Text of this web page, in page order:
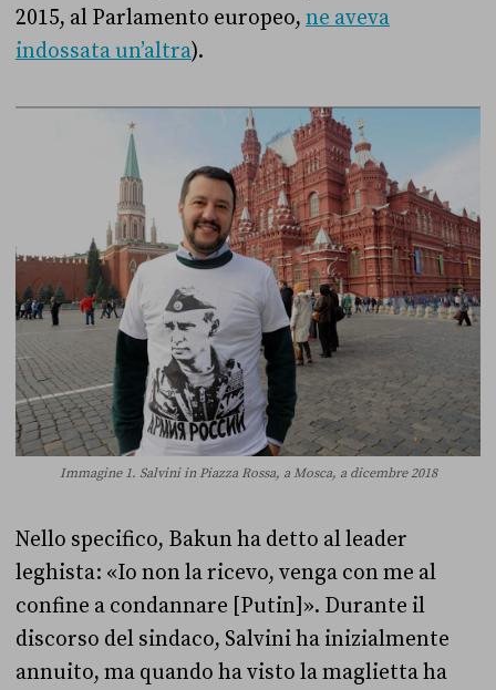
2015, al Parlamento europeo, ne aveva
indossata un’altra).
Immagine 1. Salvini in Piazza Rossa, a Mosca, a dicembre 2018
Nello specifico, Bakun ha detto al leader
leghista: «Io non la ricevo, venga con me al
confine a condannare [Putin]». Durante il
discorso del sindaco, Salvini ha inizialmente
annuito, ma quando ha visto la maglietta ha